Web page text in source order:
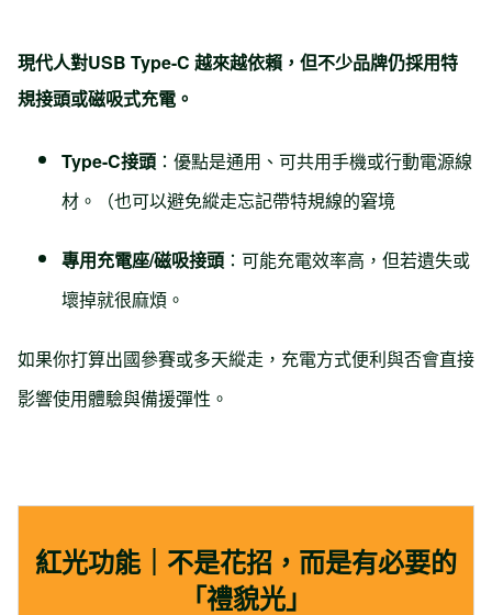
現代人對USB Type-C 越來越依賴，但不少品牌仍採用特
規接頭或磁吸式充電。
Type-C接頭 ：優點是通用、可共用手機或行動電源線
材。（也可以避免縱走忘記帶特規線的窘境
專用充電座/磁吸接頭 ：可能充電效率高，但若遺失或
壞掉就很麻煩。
如果你打算出國參賽或多天縱走，充電方式便利與否會直接
影響使用體驗與備援彈性。
紅光功能｜不是花招，而是有必要的
「禮貌光」